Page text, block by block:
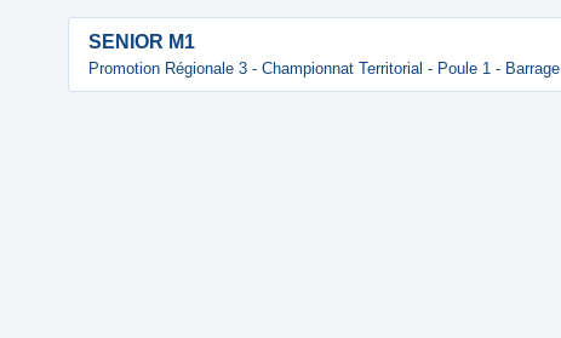
SENIOR M1
Promotion Régionale 3 - Championnat Territorial - Poule 1 - Barrage